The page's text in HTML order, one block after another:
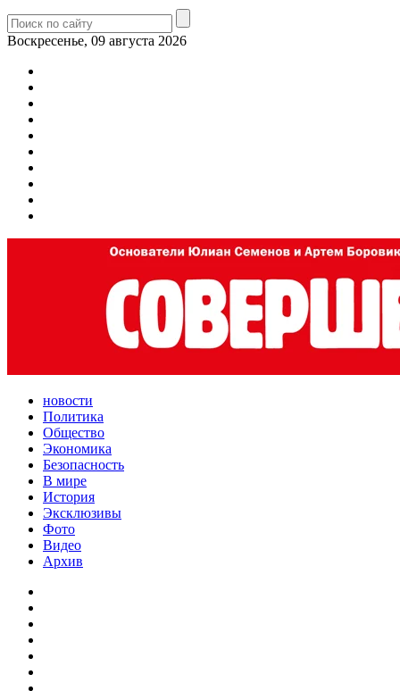
Воскресенье, 09 августа 2026
новости
Политика
Общество
Экономика
Безопасность
В мире
История
Эксклюзивы
Фото
Видео
Архив